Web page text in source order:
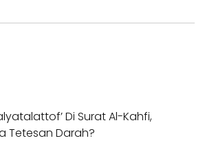
Di Surat Al-Kahfi,
Tetesan Darah?